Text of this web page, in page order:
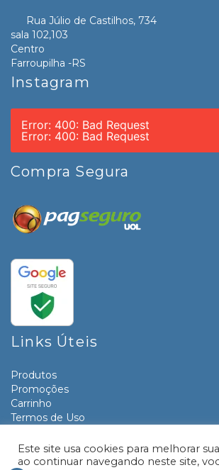
Rua Júlio de Castilhos, 734
sala 102,103
Centro
Farroupilha -RS
Instagram
Error: 400: Bad Request
Error: 400: Bad Request
Compra Segura
Links Úteis
Produtos
Promoções
Carrinho
Termos de Uso
Contato
Este site usa cookies para melhorar
ao continuar navegando neste site,